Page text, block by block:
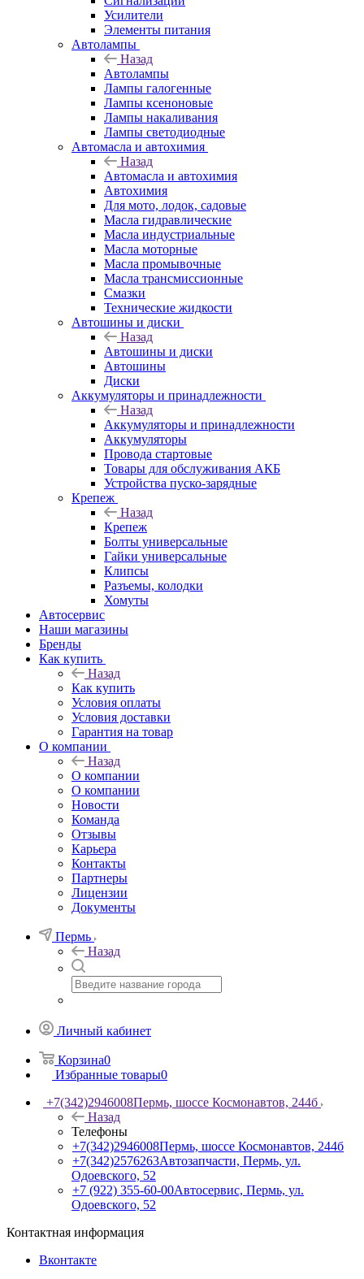
Усилители
Элементы питания
Автолампы
Назад
Автолампы
Лампы галогенные
Лампы ксеноновые
Лампы накаливания
Лампы светодиодные
Автомасла и автохимия
Назад
Автомасла и автохимия
Автохимия
Для мото, лодок, садовые
Масла гидравлические
Масла индустриальные
Масла моторные
Масла промывочные
Масла трансмиссионные
Смазки
Технические жидкости
Автошины и диски
Назад
Автошины и диски
Автошины
Диски
Аккумуляторы и принадлежности
Назад
Аккумуляторы и принадлежности
Аккумуляторы
Провода стартовые
Товары для обслуживания АКБ
Устройства пуско-зарядные
Крепеж
Назад
Крепеж
Болты универсальные
Гайки универсальные
Клипсы
Разъемы, колодки
Хомуты
Автосервис
Наши магазины
Бренды
Как купить
Назад
Как купить
Условия оплаты
Условия доставки
Гарантия на товар
О компании
Назад
О компании
О компании
Новости
Команда
Отзывы
Карьера
Контакты
Партнеры
Лицензии
Документы
Пермь
Назад
Личный кабинет
Корзина0
Избранные товары0
+7(342)2946008Пермь, шоссе Космонавтов, 244б
Назад
Телефоны
+7(342)2946008Пермь, шоссе Космонавтов, 244б
+7(342)2576263Автозапчасти, Пермь, ул.
Одоевского, 52
+7 (922) 355-60-00Автосервис, Пермь, ул.
Одоевского, 52
Контактная информация
Вконтакте